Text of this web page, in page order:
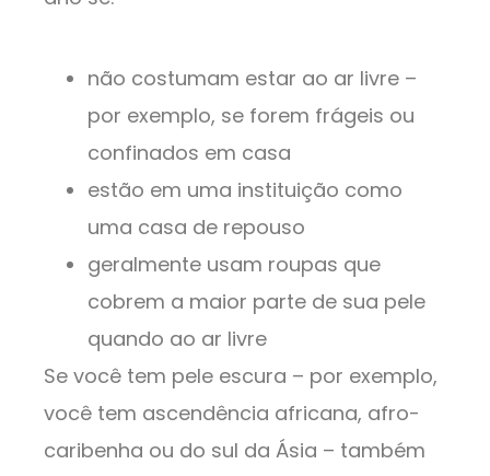
não costumam estar ao ar livre –
por exemplo, se forem frágeis ou
confinados em casa
estão em uma instituição como
uma casa de repouso
geralmente usam roupas que
cobrem a maior parte de sua pele
quando ao ar livre
Se você tem pele escura – por exemplo,
você tem ascendência africana, afro-
caribenha ou do sul da Ásia – também